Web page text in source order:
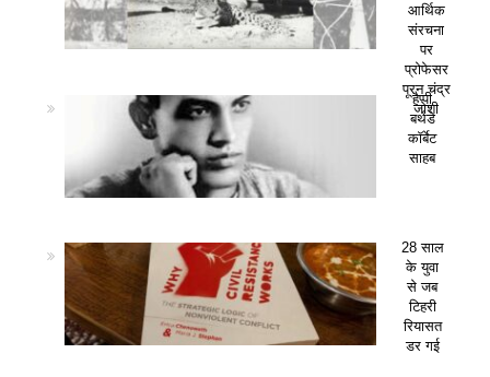
आर्थिक
संरचना
पर
प्रोफेसर
पूरन चंद्र
जोशी
हैप्पी
बर्थडे
कॉर्बेट
साहब
28 साल
के युवा
से जब
टिहरी
रियासत
डर गई